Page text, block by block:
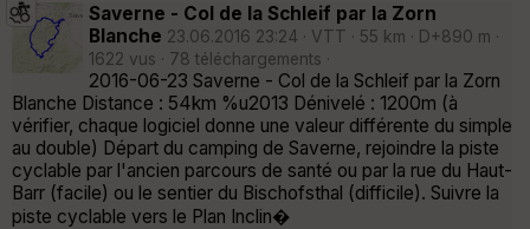
Saverne - Col de la Schleif par la Zorn
Blanche 23.06.2016 23:24 · VTT · 55 km · D+890 m ·
1622 vus · 78 téléchargements ·
2016-06-23 Saverne - Col de la Schleif par la Zorn
Blanche Distance : 54km %u2013 Dénivelé : 1200m (à
vérifier, chaque logiciel donne une valeur différente du simple
au double) Départ du camping de Saverne, rejoindre la piste
cyclable par l'ancien parcours de santé ou par la rue du Haut-
Barr (facile) ou le sentier du Bischofsthal (difficile). Suivre la
piste cyclable vers le Plan Inclin�